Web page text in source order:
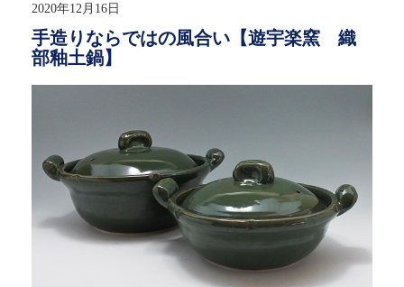
2020年12月16日
手造りならではの風合い【遊宇楽窯 織
部釉土鍋】